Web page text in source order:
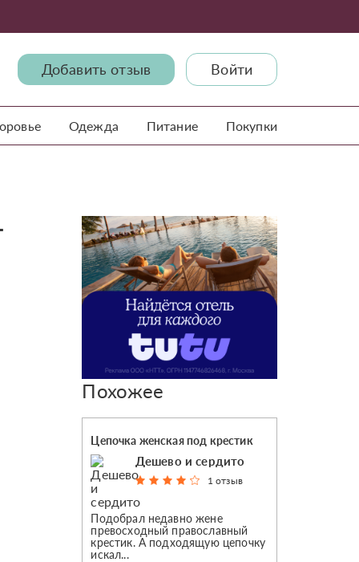
Добавить отзыв Войти
Одежда Питание Покупки
Похожее
Цепочка женская под крестик
Дешево и сердито
1 отзыв
Подобрал недавно жене
превосходный православный
крестик. А подходящую цепочку
искал...